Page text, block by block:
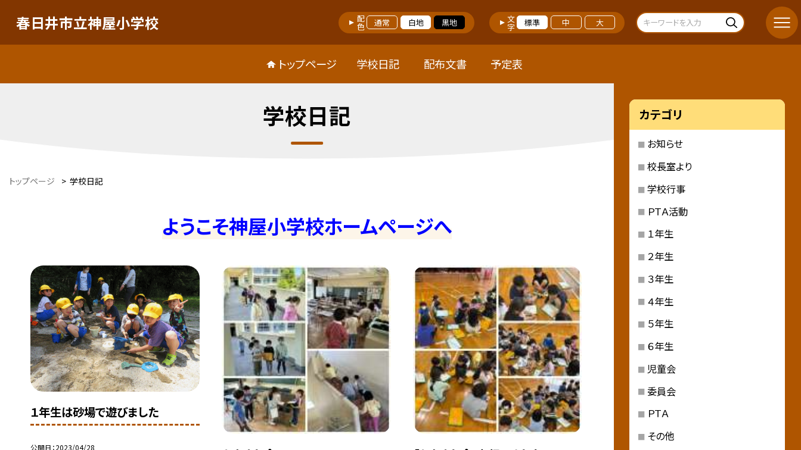
春日井市立神屋小学校 配色 通常 白地 黒地 文字 標準 中 大
トップページ 学校日記 配布文書 予定表
学校日記
トップページ > 学校日記
ようこそ神屋小学校ホームページへ
１年生は砂場で遊びました
公開日 2023/04/28
カテゴリ
お知らせ
校長室より
学校行事
ＰＴＡ活動
１年生
２年生
３年生
４年生
５年生
６年生
児童会
委員会
ＰＴＡ
その他